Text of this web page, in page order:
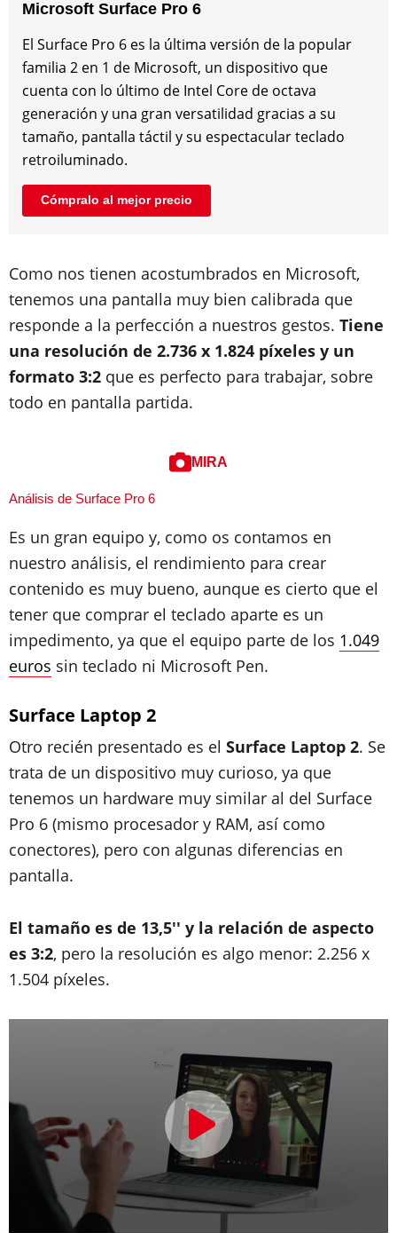
Microsoft Surface Pro 6
El Surface Pro 6 es la última versión de la popular
familia 2 en 1 de Microsoft, un dispositivo que
cuenta con lo último de Intel Core de octava
generación y una gran versatilidad gracias a su
tamaño, pantalla táctil y su espectacular teclado
retroiluminado.
Cómpralo al mejor precio
Como nos tienen acostumbrados en Microsoft,
tenemos una pantalla muy bien calibrada que
responde a la perfección a nuestros gestos. Tiene
una resolución de 2.736 x 1.824 píxeles y un
formato 3:2 que es perfecto para trabajar, sobre
todo en pantalla partida.
MIRA
Análisis de Surface Pro 6
Es un gran equipo y, como os contamos en
nuestro análisis, el rendimiento para crear
contenido es muy bueno, aunque es cierto que el
tener que comprar el teclado aparte es un
impedimento, ya que el equipo parte de los 1.049
euros sin teclado ni Microsoft Pen.
Surface Laptop 2
Otro recién presentado es el Surface Laptop 2. Se
trata de un dispositivo muy curioso, ya que
tenemos un hardware muy similar al del Surface
Pro 6 (mismo procesador y RAM, así como
conectores), pero con algunas diferencias en
pantalla.
El tamaño es de 13,5'' y la relación de aspecto
es 3:2, pero la resolución es algo menor: 2.256 x
1.504 píxeles.